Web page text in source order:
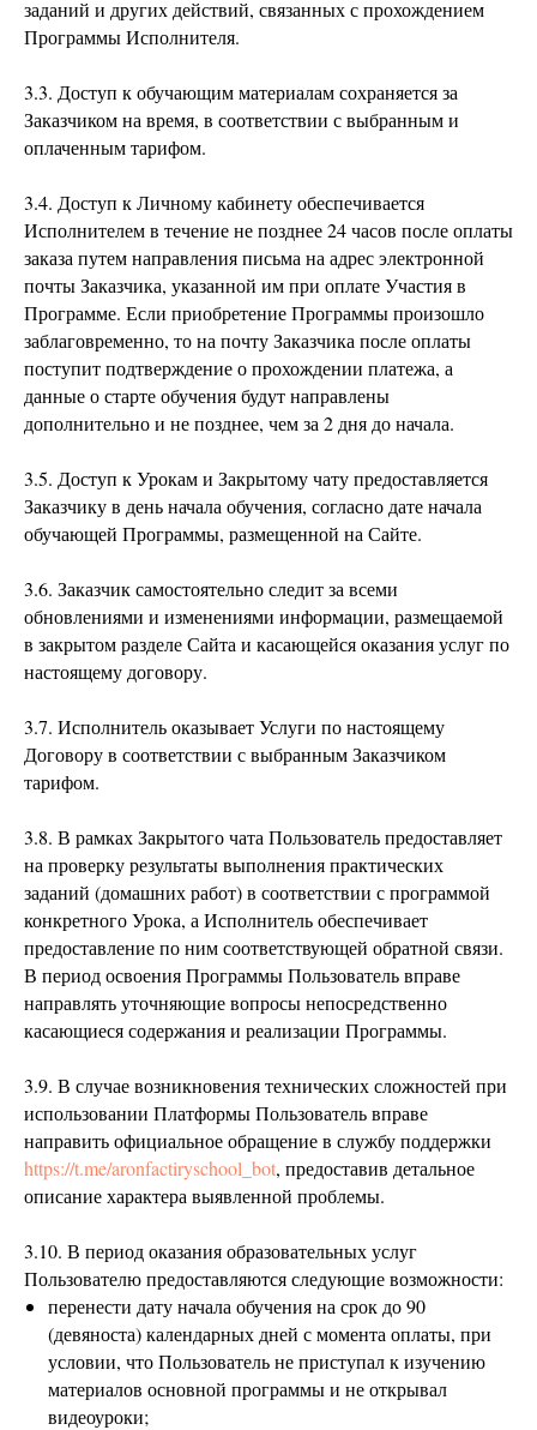
заданий и других действий, связанных с прохождением
Программы Исполнителя.
3.3. Доступ к обучающим материалам сохраняется за
Заказчиком на время, в соответствии с выбранным и
оплаченным тарифом.
3.4. Доступ к Личному кабинету обеспечивается
Исполнителем в течение не позднее 24 часов после оплаты
заказа путем направления письма на адрес электронной
почты Заказчика, указанной им при оплате Участия в
Программе. Если приобретение Программы произошло
заблаговременно, то на почту Заказчика после оплаты
поступит подтверждение о прохождении платежа, а
данные о старте обучения будут направлены
дополнительно и не позднее, чем за 2 дня до начала.
3.5. Доступ к Урокам и Закрытому чату предоставляется
Заказчику в день начала обучения, согласно дате начала
обучающей Программы, размещенной на Сайте.
3.6. Заказчик самостоятельно следит за всеми
обновлениями и изменениями информации, размещаемой
в закрытом разделе Сайта и касающейся оказания услуг по
настоящему договору.
3.7. Исполнитель оказывает Услуги по настоящему
Договору в соответствии с выбранным Заказчиком
тарифом.
3.8. В рамках Закрытого чата Пользователь предоставляет
на проверку результаты выполнения практических
заданий (домашних работ) в соответствии с программой
конкретного Урока, а Исполнитель обеспечивает
предоставление по ним соответствующей обратной связи.
В период освоения Программы Пользователь вправе
направлять уточняющие вопросы непосредственно
касающиеся содержания и реализации Программы.
3.9. В случае возникновения технических сложностей при
использовании Платформы Пользователь вправе
направить официальное обращение в службу поддержки
https://t.me/aronfactiryschool_bot, предоставив детальное
описание характера выявленной проблемы.
3.10. В период оказания образовательных услуг
Пользователю предоставляются следующие возможности:
перенести дату начала обучения на срок до 90
(девяноста) календарных дней с момента оплаты, при
условии, что Пользователь не приступал к изучению
материалов основной программы и не открывал
видеоуроки;